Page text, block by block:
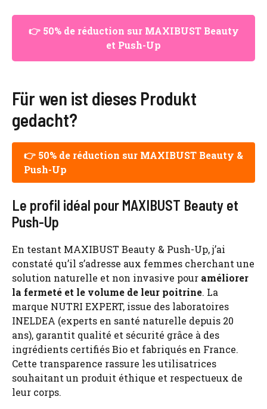
👉 50% de réduction sur MAXIBUST Beauty
et Push-Up
Für wen ist dieses Produkt
gedacht?
👉 50% de réduction sur MAXIBUST Beauty &
Push-Up
Le profil idéal pour MAXIBUST Beauty et
Push-Up
En testant MAXIBUST Beauty & Push-Up, j’ai
constaté qu’il s’adresse aux femmes cherchant une
solution naturelle et non invasive pour améliorer
la fermeté et le volume de leur poitrine. La
marque NUTRI EXPERT, issue des laboratoires
INELDEA (experts en santé naturelle depuis 20
ans), garantit qualité et sécurité grâce à des
ingrédients certifiés Bio et fabriqués en France.
Cette transparence rassure les utilisatrices
souhaitant un produit éthique et respectueux de
leur corps.